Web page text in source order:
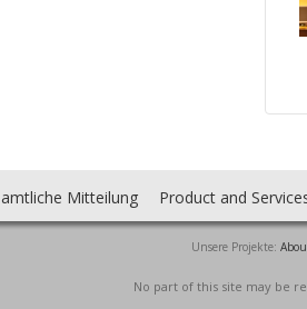
amtliche Mitteilung Product and
Unsere Projekte:
No part of this site may be